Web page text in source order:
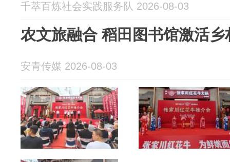
千萃百炼社会实践服务队 2026-08-03
农文旅融合 稻田图书馆激活
安青传媒 2026-08-03